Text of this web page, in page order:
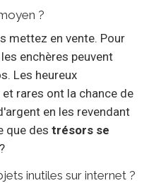
?
mettez en vente. Pour
enchères peuvent
Les heureux
rares ont la chance de
en les revendant
que des trésors se
?
inutiles sur internet ?